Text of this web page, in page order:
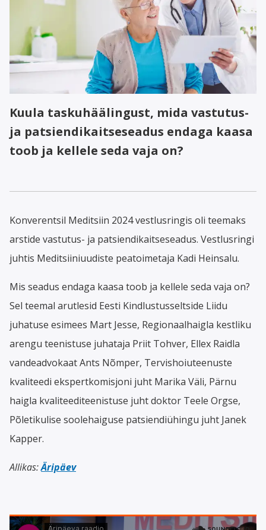
Kuula taskuhäälingust, mida vastutus-
ja patsiendikaitseseadus endaga kaasa
toob ja kellele seda vaja on?
Konverentsil Meditsiin 2024 vestlusringis oli teemaks
arstide vastutus- ja patsiendikaitseseadus. Vestlusringi
juhtis Meditsiiniuudiste peatoimetaja Kadi Heinsalu.
Mis seadus endaga kaasa toob ja kellele seda vaja on?
Sel teemal arutlesid Eesti Kindlustusseltside Liidu
juhatuse esimees Mart Jesse, Regionaalhaigla kestliku
arengu teenistuse juhataja Priit Tohver, Ellex Raidla
vandeadvokaat Ants Nõmper, Tervishoiuteenuste
kvaliteedi ekspertkomisjoni juht Marika Väli, Pärnu
haigla kvaliteediteenistuse juht doktor Teele Orgse,
Põletikulise soolehaiguse patsiendiühingu juht Janek
Kapper.
Allikas:Äripäev